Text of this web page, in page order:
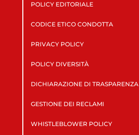
POLICY EDITORIALE
CODICE ETICO CONDOTTA
PRIVACY POLICY
POLICY DIVERSITÀ
DICHIARAZIONE DI TRASPARENZA
GESTIONE DEI RECLAMI
WHISTLEBLOWER POLICY